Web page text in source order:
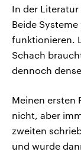
In der
Beide
funktionieren.
Schach
dennoch
Meinen ersten
nicht, aber
zweiten
und wurde